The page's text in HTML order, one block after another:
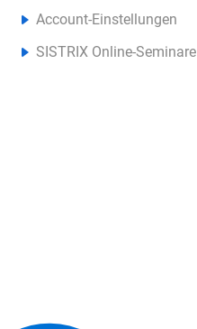
Account-Einstellungen
SISTRIX Online-Seminare